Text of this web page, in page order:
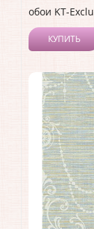
обои KT-
КУПИТЬ
Коллекция:
Длина рулона:
Ширина
Материал
Страна:
Материал
Раппорт:60